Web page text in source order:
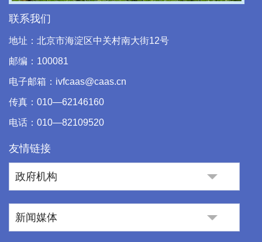
联系我们
地址：北京市海淀区中关村南大街12号
邮编：100081
电子邮箱：ivfcaas@caas.cn
传真：010—62146160
电话：010—82109520
友情链接
政府机构
新闻媒体